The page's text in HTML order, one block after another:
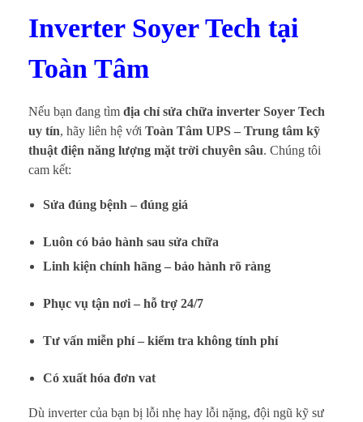
Inverter Soyer Tech tại
Toàn Tâm
Nếu bạn đang tìm địa chỉ sửa chữa inverter Soyer Tech
uy tín, hãy liên hệ với Toàn Tâm UPS – Trung tâm kỹ
thuật điện năng lượng mặt trời chuyên sâu. Chúng tôi
cam kết:
Sửa đúng bệnh – đúng giá
Luôn có bảo hành sau sửa chữa
Linh kiện chính hãng – bảo hành rõ ràng
Phục vụ tận nơi – hỗ trợ 24/7
Tư vấn miễn phí – kiểm tra không tính phí
Có xuất hóa đơn vat
Dù inverter của bạn bị lỗi nhẹ hay lỗi nặng, đội ngũ kỹ sư